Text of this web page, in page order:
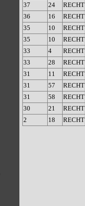
37
24 RECHT
36
16 RECHT
35
10 RECHT
35
10 RECHT
33
4 RECHT
33
28 RECHT
31
11 RECHT
31
57 RECHT
31
58 RECHT
30
21 RECHT
2
18 RECHT